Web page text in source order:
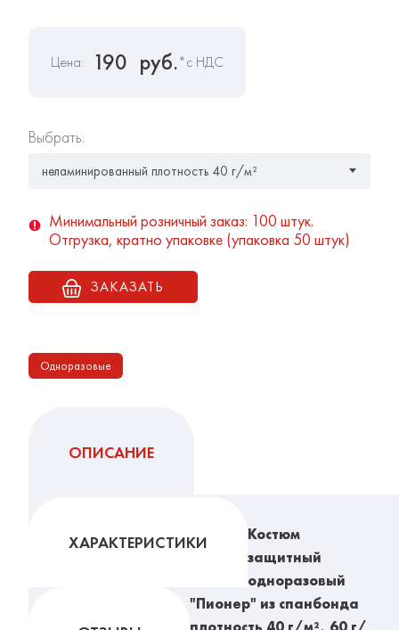
Цена: 190 руб.*с НДС
Выбрать:
Минимальный розничный заказ: 100 штук.
Отгрузка, кратно упаковке (упаковка 50 штук)
ЗАКАЗАТЬ
Одноразовые
ОПИСАНИЕ
ХАРАКТЕРИСТИКИ
Костюм
защитный
одноразовый
"Пионер" из спанбонда